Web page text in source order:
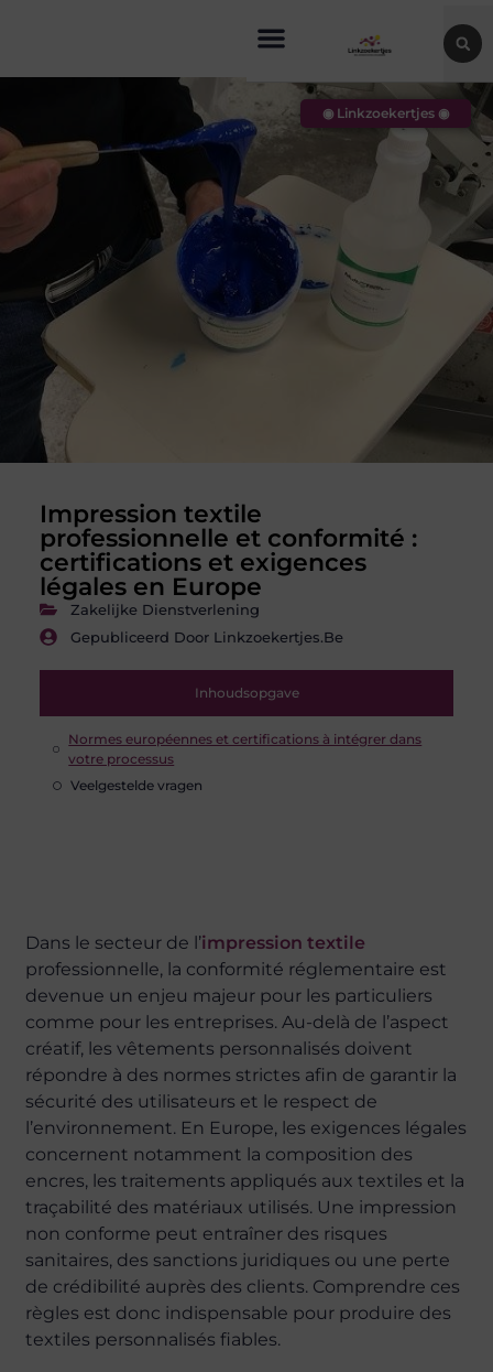
Impression textile
professionnelle et conformité :
certifications et exigences
légales en Europe
Zakelijke Dienstverlening
Gepubliceerd Door Linkzoekertjes.be
Inhoudsopgave
Normes européennes et certifications à intégrer dans
votre processus
Veelgestelde vragen
◉ Linkzoekertjes ◉
Dans le secteur de l’impression textile
professionnelle, la conformité réglementaire est
devenue un enjeu majeur pour les particuliers
comme pour les entreprises. Au-delà de l’aspect
créatif, les vêtements personnalisés doivent
répondre à des normes strictes afin de garantir la
sécurité des utilisateurs et le respect de
l’environnement. En Europe, les exigences légales
concernent notamment la composition des
encres, les traitements appliqués aux textiles et la
traçabilité des matériaux utilisés. Une impression
non conforme peut entraîner des risques
sanitaires, des sanctions juridiques ou une perte
de crédibilité auprès des clients. Comprendre ces
règles est donc indispensable pour produire des
textiles personnalisés fiables.